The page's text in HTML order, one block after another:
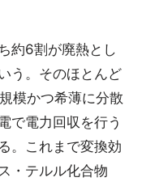
約6割が廃熱とし
う。そのほとんど
模かつ希薄に分散
で電力回収を行う
。これまで変換効
・テルル化合物